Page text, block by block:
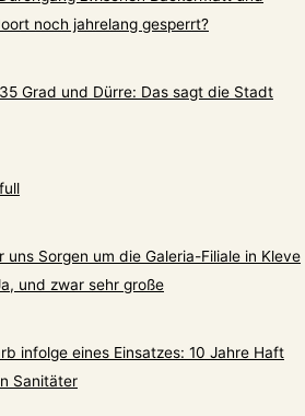
noch jahrelang gesperrt?
Grad und Dürre: Das sagt die Stadt
uns Sorgen um die Galeria-Filiale in Kleve
und zwar sehr große
infolge eines Einsatzes: 10 Jahre Haft
Sanitäter